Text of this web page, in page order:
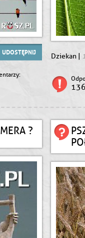
UDOSTĘPNIJ Dziekan |
136
?